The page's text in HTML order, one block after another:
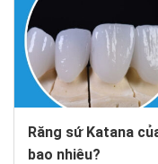
Răng sứ Katana
bao nhiêu?